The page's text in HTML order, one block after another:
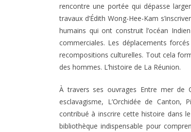
rencontre une portée qui dépasse
travaux d’Édith Wong-Hee-Kam
humains qui ont construit l’océan
commerciales. Les déplacements
recompositions culturelles. Tout cela
des hommes. L’histoire de La Réunion.
À travers ses ouvrages Entre mer de
esclavagisme, L’Orchidée de
contribué à inscrire cette histoire dans
bibliothèque indispensable pour